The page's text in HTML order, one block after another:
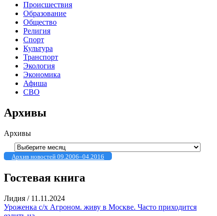
Происшествия
Образование
Общество
Религия
Спорт
Культура
Транспорт
Экология
Экономика
Афиша
СВО
Архивы
Архивы
Архив новостей 09.2006–04.2016
Гостевая книга
Лидия / 11.11.2024
Уроженка с/х Агроном. живу в Москве. Часто приходится